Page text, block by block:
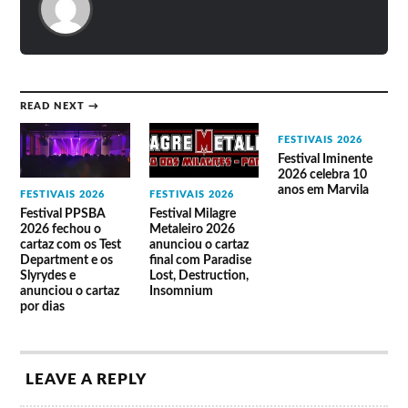
três dias, 3, 4 e 5 de maio, em lugar central da
plateia, poster e programa do festival criados
Disponíveis de 28 de março [a partir das 17:00]
GAR e bilhetes de três dias no portal do Teatro-
Cine de Gouveia;
De 8 de abril [a partir das 15:00] a 5 de maio:
venda de todos os bilhetes no
Cine de Gouveia;
DE 10 de abril a 5 de maio: venda de todos os
bilhetes na bilheteira do Teatro-Cine.
Não se aceitam reservas.
READ NEXT →
FESTIVAIS 2026
Festival PPSBA
2026 fechou o
cartaz com os Test
Department e os
Slyrydes e
anunciou o cartaz
por dias
FESTIVAIS 2026
Festival Milagre
Metaleiro 2026
anunciou o cartaz
final com Paradise
Lost, Destruction,
Insomnium
FESTIVAIS 2026
Festival Iminente
2026 celebra 10
anos em Marvila
LEAVE A REPLY